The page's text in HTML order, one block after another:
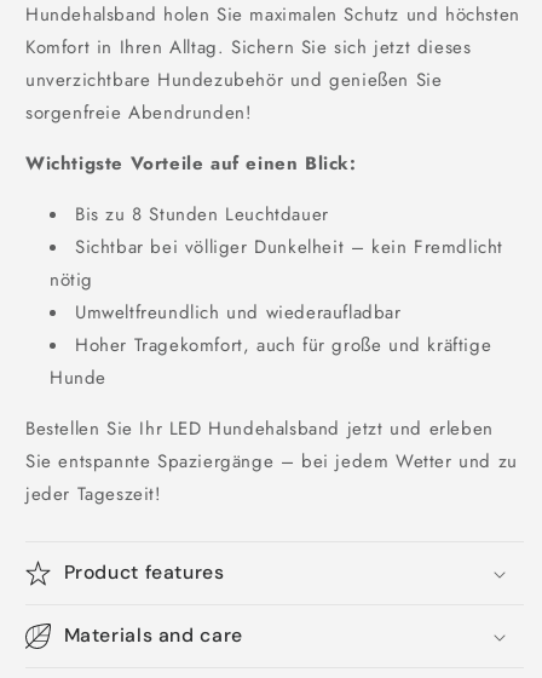
Hundehalsband holen Sie maximalen Schutz und höchsten
Komfort in Ihren Alltag. Sichern Sie sich jetzt dieses
unverzichtbare Hundezubehör und genießen Sie
sorgenfreie Abendrunden!
Wichtigste Vorteile auf einen Blick:
Bis zu 8 Stunden Leuchtdauer
Sichtbar bei völliger Dunkelheit – kein Fremdlicht
nötig
Umweltfreundlich und wiederaufladbar
Hoher Tragekomfort, auch für große und kräftige
Hunde
Bestellen Sie Ihr LED Hundehalsband jetzt und erleben
Sie entspannte Spaziergänge – bei jedem Wetter und zu
jeder Tageszeit!
Product features
Materials and care